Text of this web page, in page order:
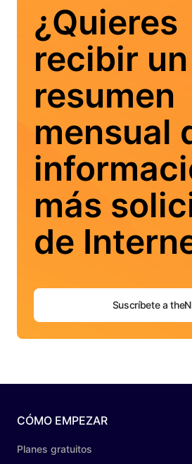
¿Quieres
recibir un
resumen
mensual
más
de
Suscríbete a
CÓMO EMPEZAR
Planes gratuitos